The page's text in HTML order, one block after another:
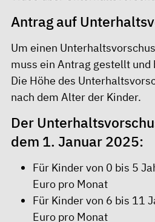
Antrag auf
Um einen
muss ein Antrag gestellt
Die Höhe des
nach dem Alter der Kinder.
Der
dem 1. Januar 2025:
Für Kinder von 0 bis 5
Euro pro Monat
Für Kinder von 6 bis 11
Euro pro Monat